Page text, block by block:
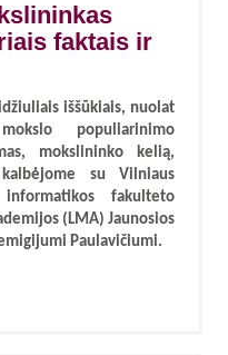
faktais ir
iššūkiais, nuolat
populiarinimo
mokslininko kelią,
su Vilniaus
fakulteto
(LMA) Jaunosios
Paulavičiumi.